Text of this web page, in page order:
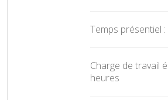
Temps présentiel
Charge de travail
heures